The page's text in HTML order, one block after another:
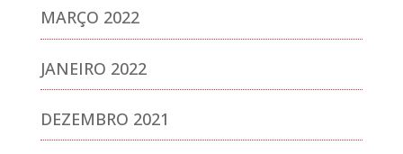
MARÇO 2022
JANEIRO 2022
DEZEMBRO 2021